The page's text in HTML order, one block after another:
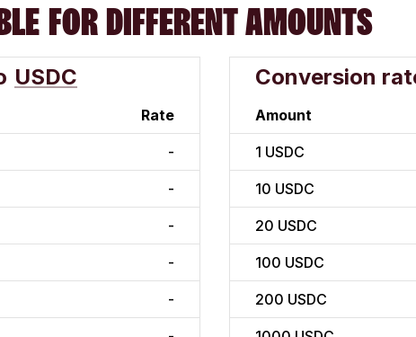
FOR DIFFERENT AMOUNTS
USDC
Rate
-
-
-
-
-
Conversion
Amount
1 USDC
10 USDC
20 USDC
100 USDC
200 USDC